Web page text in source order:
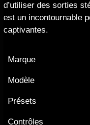
d’utiliser des sorties
est un incontournable
captivantes.
Marque
Modèle
Présets
Contrôles